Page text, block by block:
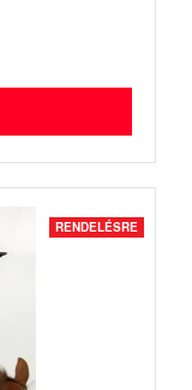
RENDELÉSRE